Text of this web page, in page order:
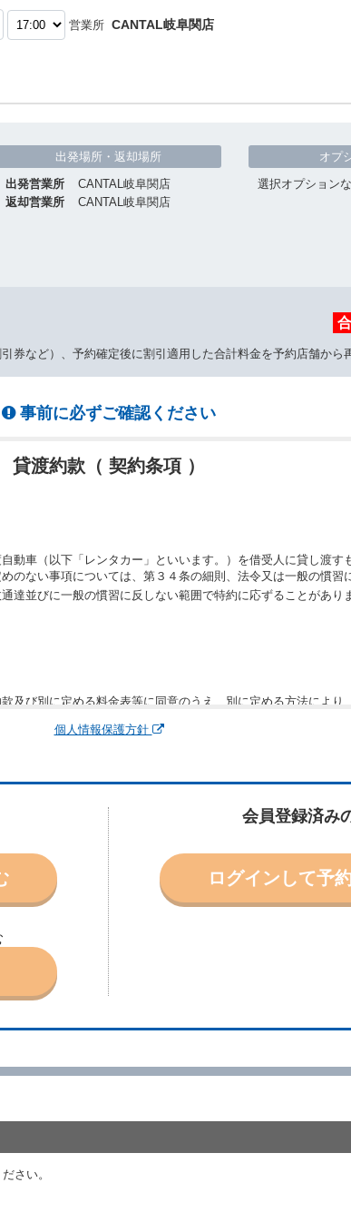
営業所 CANTAL岐阜関店
出発場所・返却場所
出発営業所
CANTAL岐阜関店
返却営業所
CANTAL岐阜関店
オプ
選択オプション
券など）、予約確定後に割引適用した合計料金を予約店舗から
事前に必ずご確認ください
貸渡約款（ 契約条項 ）
動車（以下「レンタカー」といいます。）を借受人に貸し渡す
のない事項については、第３４条の細則、法令又は一般の慣習
達並びに一般の慣習に反しない範囲で特約に応ずることがあり
及び別に定める料金表等に同意のうえ、別に定める方法により
は、電話連絡並びに電子メールによる予約に応じますが、予約
別に定める予約申込金を支払うものとします。
するときは、あらかじめ当社の承諾を受けなければならないも
ことができます。
時刻を１時間以上経過してもレンタカー貸渡契約（以下「貸渡
されたものとします。
り予約取消手数料を当社に支払うものとし、当社は、この予約
するものとします。
は貸渡契約が締結されなかったときは、当社は受領済の予約申
合、当社は受領済の予約申込金を返還するものとします。
ンタカーを貸し渡すことができないときは、予約と異なる車種
料金が予約された車種クラスの貸渡料金より高くなるときは、
貸渡料金より低くなるときは、当該代替レンタカーの車種クラ
入れを拒絶し、予約を取り消すことができるものとします。
い原因が、当社の責に帰する事由によるときには第４条第４項
個人情報保護方針
会員登録済み
ログインして予
さい。